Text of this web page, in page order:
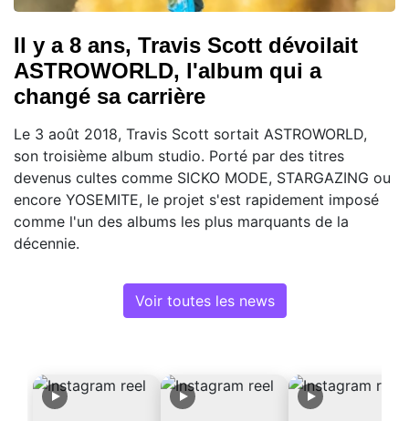
Il y a 8 ans, Travis Scott dévoilait
ASTROWORLD, l'album qui a
changé sa carrière
Le 3 août 2018, Travis Scott sortait ASTROWORLD,
son troisième album studio. Porté par des titres
devenus cultes comme SICKO MODE, STARGAZING ou
encore YOSEMITE, le projet s'est rapidement imposé
comme l'un des albums les plus marquants de la
décennie.
Voir toutes les news